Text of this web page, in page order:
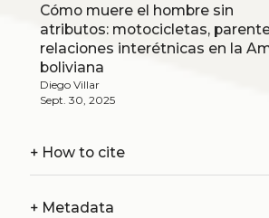
Cómo muere el hombre sin
atributos: motocicletas,
relaciones interétnicas en la
boliviana
Diego Villar
Sept. 30, 2025
+How to cite
+Metadata